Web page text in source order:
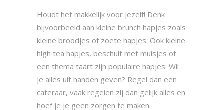
Houdt het makkelijk voor jezelf! Denk
bijvoorbeeld aan kleine brunch hapjes zoals
kleine broodjes of zoete hapjes. Ook kleine
high tea hapjes, beschuit met muisjes of
een thema taart zijn populaire hapjes. Wil
je alles uit handen geven? Regel dan een
cateraar, vaak regelen zij dan gelijk alles en
hoef je je geen zorgen te maken.